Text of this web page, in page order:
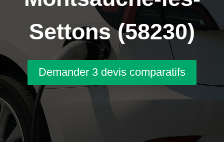
Settons (58230)
Demander 3 devis comparatifs